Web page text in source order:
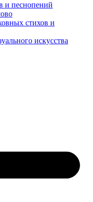
и песнопений
стихов и
искусства